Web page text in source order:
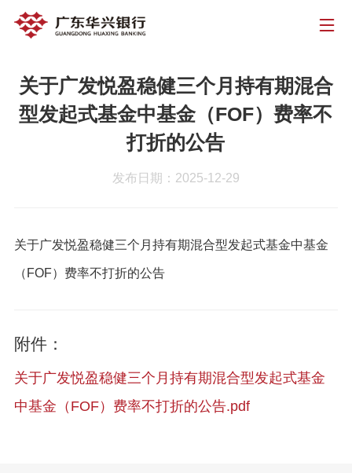
关于广发悦盈稳健三个月持有期混合
型发起式基金中基金（FOF）费率不
打折的公告
发布日期：2025-12-29
关于广发悦盈稳健三个月持有期混合型发起式基金中基金
（FOF）费率不打折的公告
附件：
关于广发悦盈稳健三个月持有期混合型发起式基金
中基金（FOF）费率不打折的公告.pdf